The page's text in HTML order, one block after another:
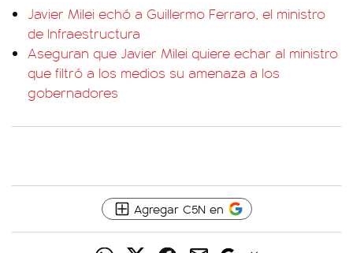
Javier Milei echó a Guillermo Ferraro, el ministro
de Infraestructura
Aseguran que Javier Milei quiere echar al ministro
que filtró a los medios su amenaza a los
gobernadores
Agregar C5N en